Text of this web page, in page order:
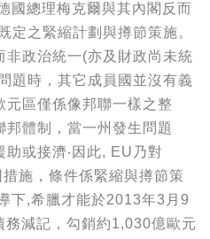
國總理梅克爾與其內閣反而
定之緊縮計劃與撙節策施。
政治統一(亦及財政尚未統
題時，其它成員國並沒有義
元區僅係像邦聯一樣之整
體制，當一州發生問題
或接濟‧因此, EU乃對
施，條件係緊縮與撙節策
下,希臘才能於2013年3月9
務減記，勾銷約1,030億歐元